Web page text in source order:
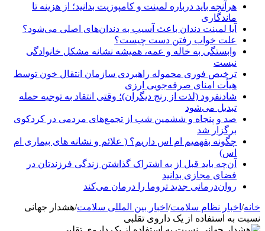
هرآنچه باید درباره لمینت و کامپوزیت بدانید؛ از هزینه تا
ماندگاری
آیا لمینت دندان باعث آسیب به دندان‌های اصلی می‌شود؟
علت خواب رفتن دست چیست؟
وابستگی به خاله و عمه، همیشه نشانه مشکل خانوادگی
نیست
ترخیص فوری محموله راهبردی سازمان انتقال خون توسط
هیأت امنای صرفه‌جویی ارزی
شادنفرود (لذت از رنج دیگران)؛ وقتی انتقاد به توجیه حمله
تبدیل می‌شود
صد و پنجاه‌ و ششمین شب از تجمع‌های مردمی در کردکوی
برگزار شد
چگونه بفهمیم ام اس داریم؟ ( علائم و نشانه های بیماری ام
اس)
آن‌چه باید قبل از به اشتراک گذاشتن زندگی فرزندتان در
فضای مجازی بدانید
روان‌درمانی جدید تروما را درمان می‌کند
خانه/ اخبار نظام سلامت/ اخبار بین المللی سلامت/هشدار جهانی
نسبت به استفاده از یک داروی تقلبی